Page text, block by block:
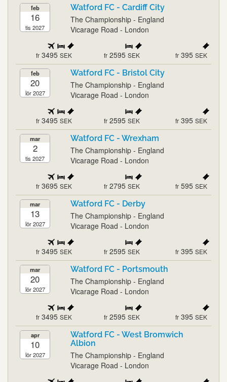
feb
16
tis 2027
Watford FC - Cardiff City
The Championship - England
Vicarage Road - London
fr 3495 SEK fr 2595 SEK fr 395 SEK
feb
20
lör 2027
Watford FC - Bristol City
The Championship - England
Vicarage Road - London
fr 3495 SEK fr 2595 SEK fr 395 SEK
mar
2
tis 2027
Watford FC - Wrexham
The Championship - England
Vicarage Road - London
fr 3695 SEK fr 2795 SEK fr 595 SEK
mar
13
lör 2027
Watford FC - Derby
The Championship - England
Vicarage Road - London
fr 3495 SEK fr 2595 SEK fr 395 SEK
mar
20
lör 2027
Watford FC - Portsmouth
The Championship - England
Vicarage Road - London
fr 3495 SEK fr 2595 SEK fr 395 SEK
apr
10
lör 2027
Watford FC - West Bromwich
Albion
The Championship - England
Vicarage Road - London